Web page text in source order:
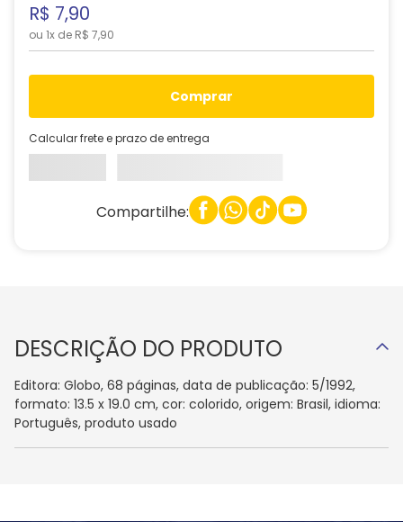
R$ 7,90
ou 1x de R$ 7,90
comprar
Calcular frete e prazo de entrega
Compartilhe:
DESCRIÇÃO DO PRODUTO
Editora: Globo, 68 páginas, data de publicação: 5/1992,
formato: 13.5 x 19.0 cm, cor: colorido, origem: Brasil, idioma:
Português, produto usado